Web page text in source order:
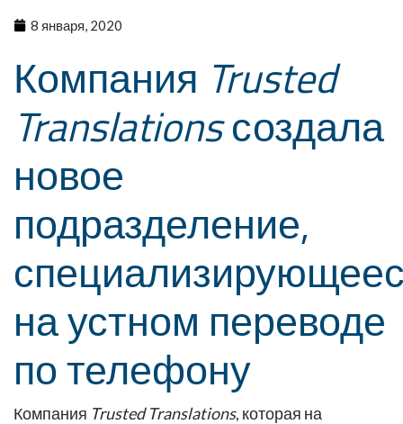
8 января, 2020
Компания Trusted
Translationsсоздала
новое
подразделение,
на устном переводе
по телефону
Компания Trusted Translations, которая на